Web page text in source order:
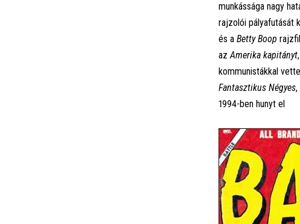
munkássága nagy
rajzolói pályafutását
és a Betty Boop
azAmerika kapitányt
kommunistákkal
Fantasztikus Négyes,
1994-ben hunyt el